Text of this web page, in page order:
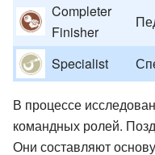
Completer
Finisher
Specialist
В процессе
командных ролей.
Они составляют